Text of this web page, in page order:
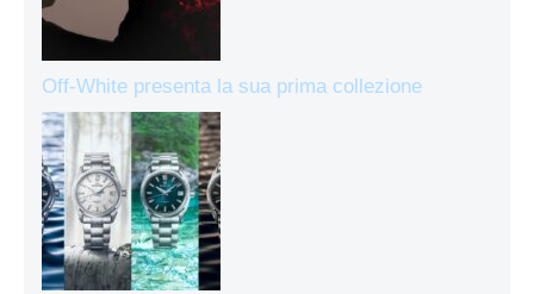
Off-White presenta la sua prima collezione